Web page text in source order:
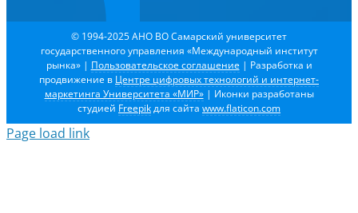
© 1994-2025 АНО ВО Самарский университет
государственного управления «Международный институт
рынка» | Пользовательское соглашение | Разработка и
продвижение в Центре цифровых технологий и интернет-
маркетинга Университета «МИР»| Иконки разработаны
студией Freepikдля сайта www.flaticon.com
Page load link